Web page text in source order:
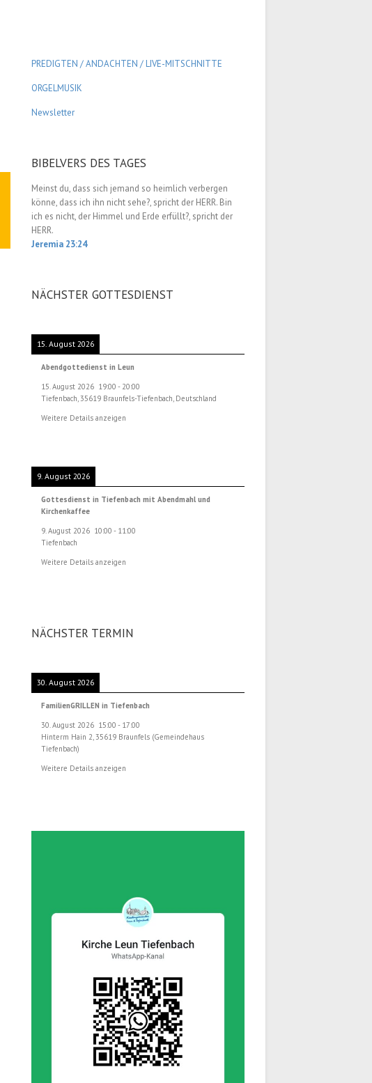
PREDIGTEN / ANDACHTEN / LIVE-MITSCHNITTE
ORGELMUSIK
Newsletter
BIBELVERS DES TAGES
Meinst du, dass sich jemand so heimlich verbergen
könne, dass ich ihn nicht sehe?, spricht der HERR. Bin
ich es nicht, der Himmel und Erde erfüllt?, spricht der
HERR.
Jeremia 23:24
NÄCHSTER GOTTESDIENST
15. August 2026
Abendgottedienst in Leun
15. August 2026 19:00 - 20:00
Tiefenbach, 35619 Braunfels-Tiefenbach, Deutschland
Weitere Details anzeigen
9. August 2026
Gottesdienst in Tiefenbach mit Abendmahl und
Kirchenkaffee
9. August 2026 10:00 - 11:00
Tiefenbach
Weitere Details anzeigen
NÄCHSTER TERMIN
30. August 2026
FamilienGRILLEN in Tiefenbach
30. August 2026 15:00 - 17:00
Hinterm Hain 2, 35619 Braunfels (Gemeindehaus
Tiefenbach)
Weitere Details anzeigen